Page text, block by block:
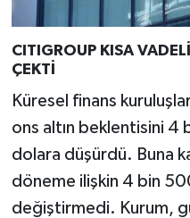
CITIGROUP KISA
ÇEKTİ
Küresel finans
ons altın beklentisini
dolara düşürdü. Buna
döneme ilişkin 4 bin
değiştirmedi. Kurum,